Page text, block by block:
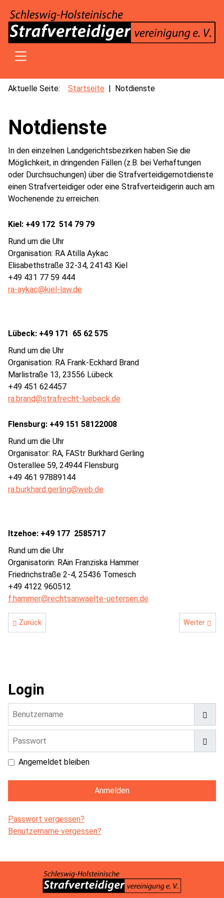
SKIP TO MAIN CONTENT
Aktuelle Seite: Startseite Notdienste
Notdienste
In den einzelnen Landgerichtsbezirken haben Sie die
Möglichkeit, in dringenden Fällen (z.B. bei Verhaftungen
oder Durchsuchungen) über die Strafverteidigernotdienste
einen Strafverteidiger oder eine Strafverteidigerin auch am
Wochenende zu erreichen.
Kiel: +49 172 514 79 79
Rund um die Uhr
Organisation: RA Atilla Aykac
Elisabethstraße 32-34, 24143 Kiel
+49 431 77 59 444
ra-aykac@kiel-law.de
Lübeck: +49 171 65 62 575
Rund um die Uhr
Organisation: RA Frank-Eckhard Brand
Marlistraße 13, 23556 Lübeck
+49 451 624457
ra.brand@strafrecht-luebeck.de
Flensburg: +49 151 58122008
Rund um die Uhr
Organisator: RA, FAStr Burkhard Gerling
Osterallee 59, 24944 Flensburg
+49 461 97889144
ra.burkhard.gerling@web.de
Itzehoe: +49 177 2585717
Rund um die Uhr
Organisatorin: RAin Franziska Hammer
Friedrichstraße 2-4, 25436 Tornesch
+49 4122 960512
f.hammer@rechtsanwaelte-uetersen.de
Vorheriger Beitrag: Mitglied werden
Zurück Nächster
Weiter
Login
Angemeldet bleiben
Anmelden
Passwort vergessen?
Benutzername vergessen?